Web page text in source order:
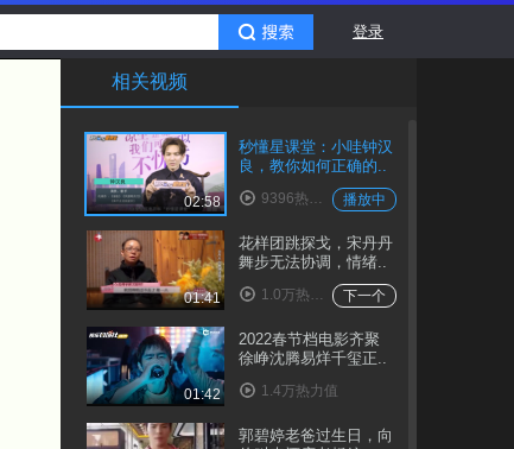
登录
相关视频
02:58
秒懂星课堂：小哇钟汉
良，教你如何正确的..
播放中
9396热力值
01:41
花样团跳探戈，宋丹丹
舞步无法协调，情绪..
下一个
1.0万热力值
01:42
2022春节档电影齐聚
徐峥沈腾易烊千玺正..
1.4万热力值
郭碧婷老爸过生日，向